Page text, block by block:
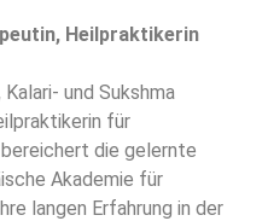
Heilpraktikerin
und Sukshma
für
die gelernte
Akademie für
langen Erfahrung in der